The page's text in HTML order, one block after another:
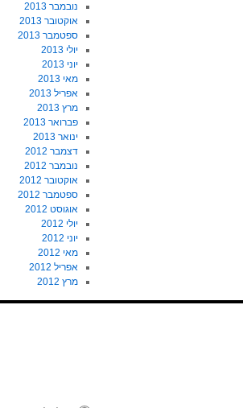
נובמבר 2013
אוקטובר 2013
ספטמבר 2013
יולי 2013
יוני 2013
מאי 2013
אפריל 2013
מרץ 2013
פברואר 2013
ינואר 2013
דצמבר 2012
נובמבר 2012
אוקטובר 2012
ספטמבר 2012
אוגוסט 2012
יולי 2012
יוני 2012
מאי 2012
אפריל 2012
מרץ 2012